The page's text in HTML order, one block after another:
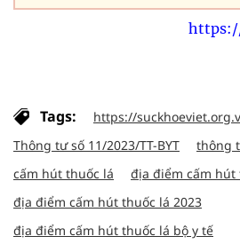
Tags:
https://
Thông tư số 11/2023/TT-BYT
thông
cấm hút thuốc lá
địa điểm cấm hút
địa điểm cấm hút thuốc lá 2023
địa điểm cấm hút thuốc lá bộ y tế